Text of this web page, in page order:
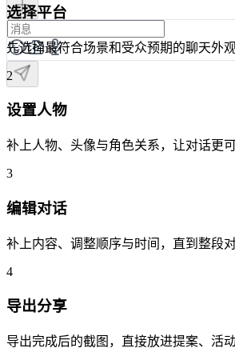
选择平台
先选择最符合场景和受众预期的聊天外观
2
设置人物
补上人物、头像与角色关系，让对话更可
3
编辑对话
补上内容、调整顺序与时间，直到整段
4
导出分享
导出完成后的截图，直接放进提案、活